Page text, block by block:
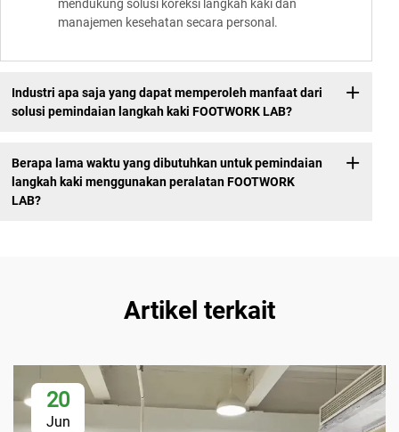
mendukung solusi koreksi langkah kaki dan
manajemen kesehatan secara personal.
Industri apa saja yang dapat memperoleh manfaat dari
solusi pemindaian langkah kaki FOOTWORK LAB?
Berapa lama waktu yang dibutuhkan untuk pemindaian
langkah kaki menggunakan peralatan FOOTWORK
LAB?
Artikel terkait
20
Jun